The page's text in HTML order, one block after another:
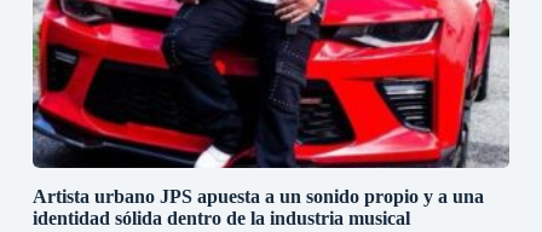
Artista urbano JPS apuesta a un sonido propio y a una
identidad sólida dentro de la industria musical